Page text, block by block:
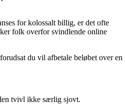
for kolossalt billig, er det ofte
folk overfor svindlende online
du vil afbetale beløbet over en
tvivl ikke særlig sjovt.